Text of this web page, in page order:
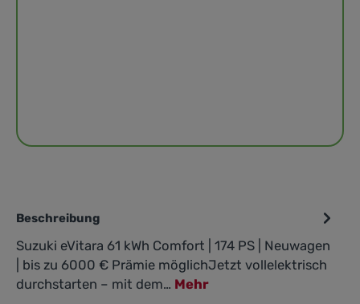
Beschreibung
Suzuki eVitara 61 kWh Comfort | 174 PS | Neuwagen
| bis zu 6000 € Prämie möglichJetzt vollelektrisch
durchstarten – mit dem… Mehr